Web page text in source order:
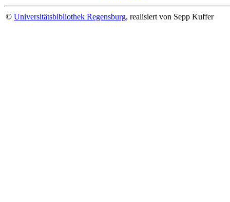
© Universitätsbibliothek Regensburg, realisiert von Sepp Kuffer